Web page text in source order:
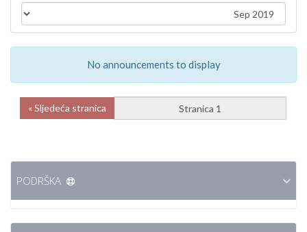
No announcements to display
Sljedeća stranica »